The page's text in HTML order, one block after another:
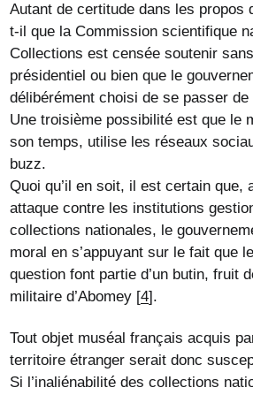
Autant de certitude dans les propos
t-il que la Commission scientifique
Collections est censée soutenir
présidentiel ou bien que le
délibérément choisi de se passer
Une troisième possibilité est que le
son temps, utilise les réseaux
buzz.
Quoi qu’il en soit, il est certain que,
attaque contre les institutions
collections nationales, le
moral en s’appuyant sur le fait que
question font partie d’un butin, fruit
militaire d’Abomey [4].
Tout objet muséal français acquis
territoire étranger serait donc
Si l’inaliénabilité des collections